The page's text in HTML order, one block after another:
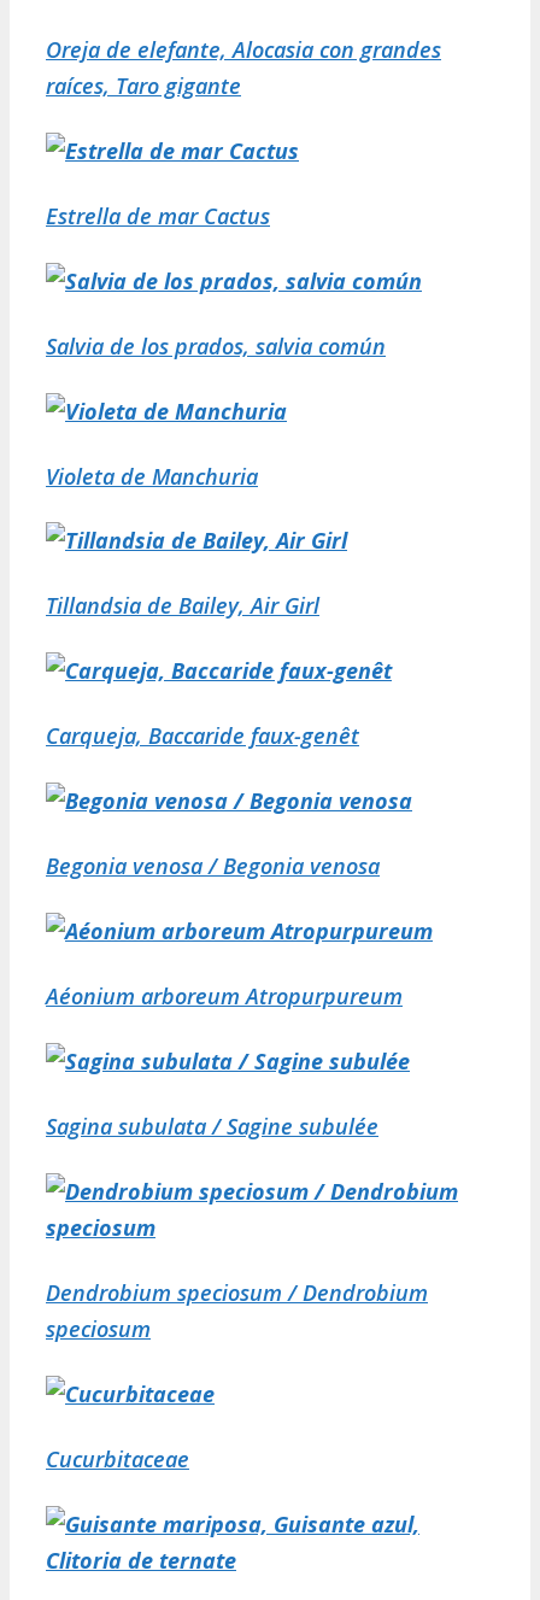
Oreja de elefante, Alocasia con grandes
raíces, Taro gigante
Estrella de mar Cactus
Salvia de los prados, salvia común
Violeta de Manchuria
Tillandsia de Bailey, Air Girl
Carqueja, Baccaride faux-genêt
Begonia venosa / Begonia venosa
Aéonium arboreum Atropurpureum
Sagina subulata / Sagine subulée
Dendrobium speciosum / Dendrobium
speciosum
Cucurbitaceae